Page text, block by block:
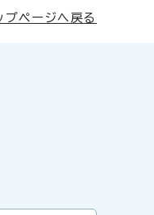
プページへ戻る